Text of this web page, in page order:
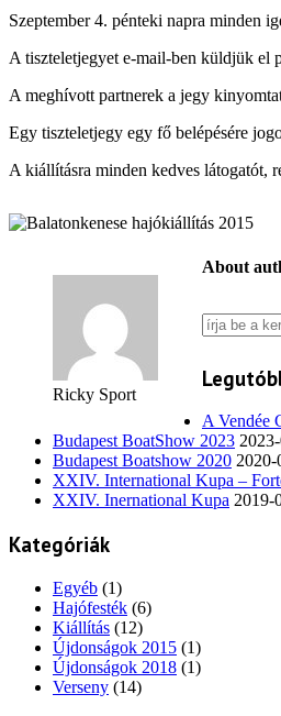
Szeptember 4. pénteki napra minden
A tiszteletjegyet e-mail-ben küldjük el
A meghívott partnerek a jegy
Egy tiszteletjegy egy fő belépésére
A kiállításra minden kedves látogatót,
Ricky Sport
About
A Vendée
Budapest BoatShow 2023
Budapest Boatshow 2020 2020-
XXIV. International Kupa –
XXIV. Inernational Kupa 2019-
Kategóriák
Egyéb (1)
Hajófesték (6)
Kiállítás (12)
Újdonságok 2015 (1)
Újdonságok 2018 (1)
Verseny (14)